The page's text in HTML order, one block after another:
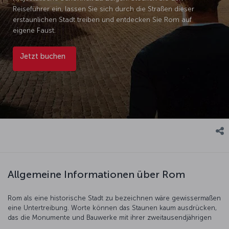
Reiseführer ein, lassen Sie sich durch die Straßen dieser
erstaunlichen Stadt treiben und entdecken Sie Rom auf
eigene Faust.
Jetzt buchen
Allgemeine Informationen über Rom
Rom als eine historische Stadt zu bezeichnen wäre gewissermaßen
eine Untertreibung. Worte können das Staunen kaum ausdrücken,
das die Monumente und Bauwerke mit ihrer zweitausendjährigen